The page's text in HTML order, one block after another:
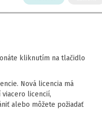
kliknutím na tlačidlo
Nová licencia má
viacero licencií,
alebo môžete požiadať